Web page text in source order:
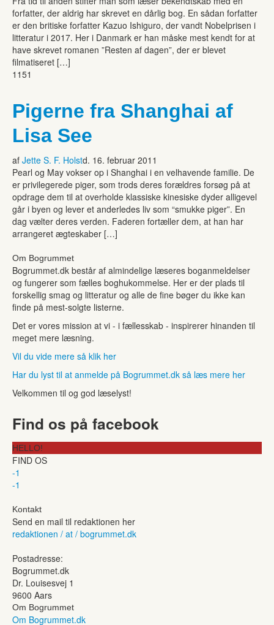
forfatter, der aldrig har skrevet en dårlig bog. En sådan forfatter
er den britiske forfatter Kazuo Ishiguro, der vandt Nobelprisen i
litteratur i 2017. Her i Danmark er han måske mest kendt for at
have skrevet romanen ”Resten af dagen”, der er blevet
filmatiseret […]
1151
Pigerne fra Shanghai af
Lisa See
af Jette S. F. Holstd. 16. februar 2011
Pearl og May vokser op i Shanghai i en velhavende familie. De
er privilegerede piger, som trods deres forældres forsøg på at
opdrage dem til at overholde klassiske kinesiske dyder alligevel
går i byen og lever et anderledes liv som “smukke piger”. En
dag vælter deres verden. Faderen fortæller dem, at han har
arrangeret ægteskaber […]
Om Bogrummet
Bogrummet.dk består af almindelige læseres boganmeldelser
og fungerer som fælles boghukommelse. Her er der plads til
forskellig smag og litteratur og alle de fine bøger du ikke kan
finde på mest-solgte listerne.
Det er vores mission at vi - i fællesskab - inspirerer hinanden til
meget mere læsning.
Vil du vide mere så klik her
Har du lyst til at anmelde på Bogrummet.dk så læs mere her
Velkommen til og god læselyst!
Find os på facebook
HELLO!
FIND OS
-1
-1
Kontakt
Send en mail til redaktionen her
redaktionen / at / bogrummet.dk
Postadresse:
Bogrummet.dk
Dr. Louisesvej 1
9600 Aars
Om Bogrummet
Om Bogrummet.dk